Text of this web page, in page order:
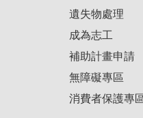
遺失物處理
成為志工
補助計畫申請
無障礙專區
消費者保護專